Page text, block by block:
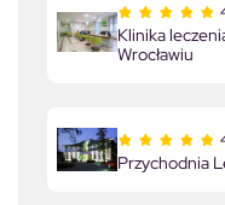
Klinika
Wrocławiu
Przychodnia